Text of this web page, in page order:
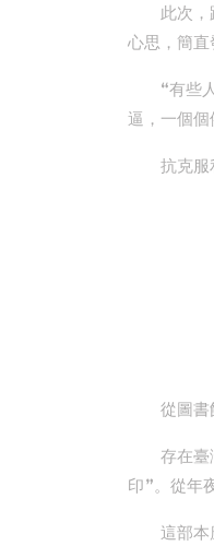
此次，
心思，簡直
“有些
逼，一個
抗克服
從圖
存在
印”。從年
這部本